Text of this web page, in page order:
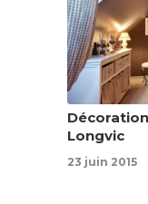
Longvic
23 juin 2015